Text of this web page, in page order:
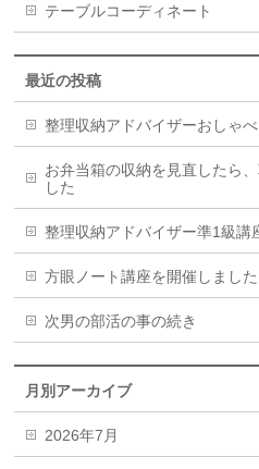
テーブルコーディネート
最近の投稿
整理収納アドバイザーおしゃ
お弁当箱の収納を見直したら
した
整理収納アドバイザー準1級講
方眼ノート講座を開催しました
次男の部活の事の続き
月別アーカイブ
2026年7月